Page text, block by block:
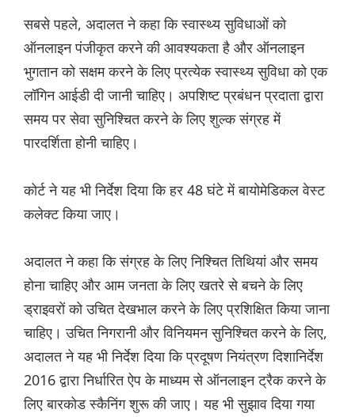
सबसे पहले, अदालत ने कहा कि स्वास्थ्य सुविधाओं को
ऑनलाइन पंजीकृत करने की आवश्यकता है और ऑनलाइन
भुगतान को सक्षम करने के लिए प्रत्येक स्वास्थ्य सुविधा को एक
लॉगिन आईडी दी जानी चाहिए। अपशिष्ट प्रबंधन प्रदाता द्वारा
समय पर सेवा सुनिश्चित करने के लिए शुल्क संग्रह में
पारदर्शिता होनी चाहिए।
कोर्ट ने यह भी निर्देश दिया कि हर 48 घंटे में बायोमेडिकल वेस्ट
कलेक्ट किया जाए।
अदालत ने कहा कि संग्रह के लिए निश्चित तिथियां और समय
होना चाहिए और आम जनता के लिए खतरे से बचने के लिए
ड्राइवरों को उचित देखभाल करने के लिए प्रशिक्षित किया जाना
चाहिए। उचित निगरानी और विनियमन सुनिश्चित करने के लिए,
अदालत ने यह भी निर्देश दिया कि प्रदूषण नियंत्रण दिशानिर्देश
2016 द्वारा निर्धारित ऐप के माध्यम से ऑनलाइन ट्रैक करने के
लिए बारकोड स्कैनिंग शुरू की जाए। यह भी सुझाव दिया गया